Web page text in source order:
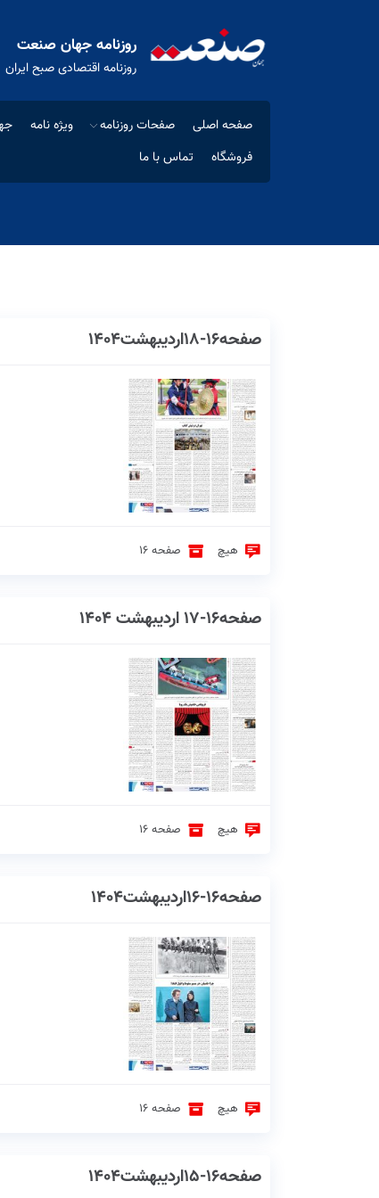
روزنامه جهان صنعت
روزنامه اقتصادی صبح ایران
صفحه اصلی صفحات روزنامه ویژه نامه
فروشگاه
تماس با ما
صفحه16-18اردیبهشت1404
هیچ صفحه 16
صفحه16-17 اردیبهشت 1404
هیچ صفحه 16
صفحه16-16اردیبهشت1404
هیچ صفحه 16
صفحه16-15اردیبهشت1404